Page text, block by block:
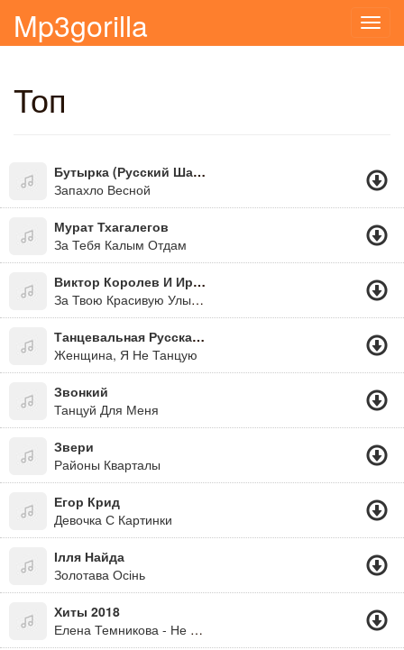
Mp3gorilla
Топ
Бутырка (Русский Шансон)
Запахло Весной
Мурат Тхагалегов
За Тебя Калым Отдам
Виктор Королев И Ирина Круг
За Твою Красивую Улыбку
Танцевальная Русская Музыка
Женщина, Я Не Танцую
Звонкий
Танцуй Для Меня
Звери
Районы Кварталы
Егор Крид
Девочка С Картинки
Ілля Найда
Золотава Осінь
Хиты 2018
Елена Темникова - Не Модные